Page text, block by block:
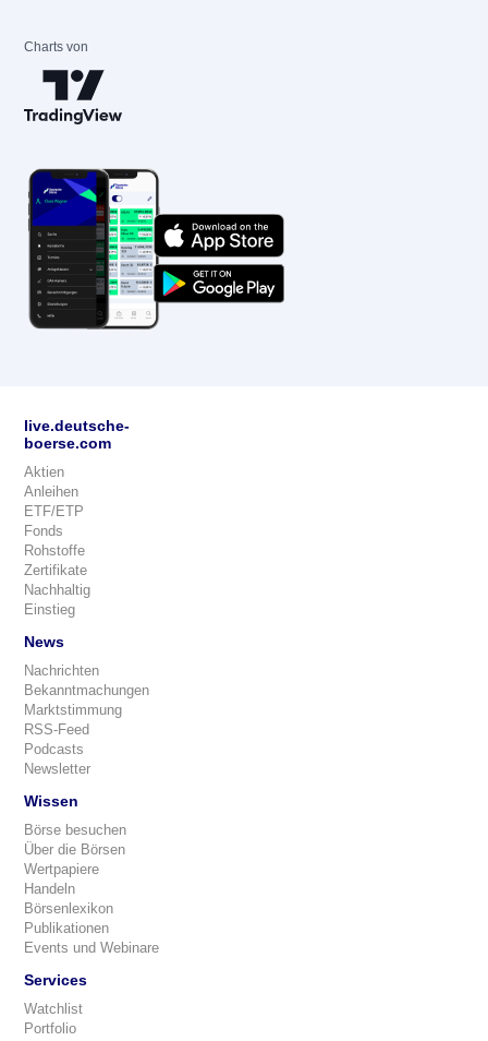
Charts von
live.deutsche-
boerse.com
Aktien
Anleihen
ETF/ETP
Fonds
Rohstoffe
Zertifikate
Nachhaltig
Einstieg
News
Nachrichten
Bekanntmachungen
Marktstimmung
RSS-Feed
Podcasts
Newsletter
Wissen
Börse besuchen
Über die Börsen
Wertpapiere
Handeln
Börsenlexikon
Publikationen
Events und Webinare
Services
Watchlist
Portfolio